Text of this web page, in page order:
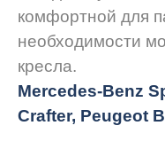
комфортной для
необходимости
кресла.
Mercedes-Benz
Crafter, Peugeot